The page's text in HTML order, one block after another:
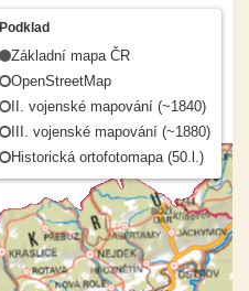
Podklad
Základní mapa ČR
OpenStreetMap
II. vojenské mapování (~1840)
III. vojenské mapování (~1880)
Historická ortofotomapa (50.l.)